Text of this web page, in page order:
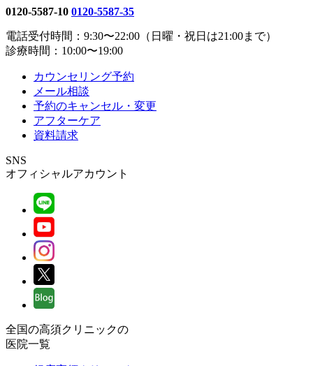
0120-5587-10 0120-5587-35
電話受付時間：9:30〜22:00（日曜・祝日は21:00まで）
診療時間：10:00〜19:00
カウンセリング予約
メール相談
予約のキャンセル・変更
アフターケア
資料請求
SNS
オフィシャルアカウント
全国の高須クリニックの
医院一覧